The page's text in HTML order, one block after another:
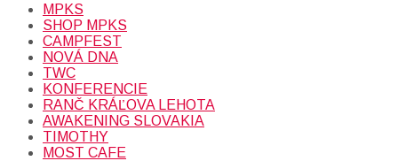
MPKS
SHOP MPKS
CAMPFEST
NOVÁ DNA
TWC
KONFERENCIE
RANČ KRÁĽOVA LEHOTA
AWAKENING SLOVAKIA
TIMOTHY
MOST CAFE